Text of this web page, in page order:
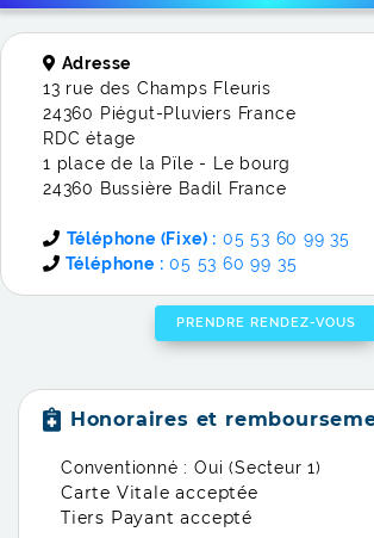
Adresse
13 rue des Champs Fleuris
24360 Piégut-Pluviers France
RDC étage
1 place de la Pïle - Le bourg
24360 Bussière Badil France
Téléphone (Fixe) : 05 53 60 99 35
Téléphone : 05 53 60 99 35
PRENDRE RENDEZ-VOUS
Honoraires et
Conventionné : Oui (Secteur 1)
Carte Vitale acceptée
Tiers Payant accepté